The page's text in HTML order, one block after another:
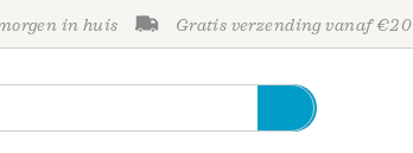
in huis Gratis verzending vanaf €20